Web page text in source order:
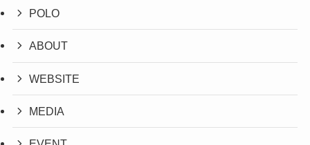
POLO
ABOUT
WEBSITE
MEDIA